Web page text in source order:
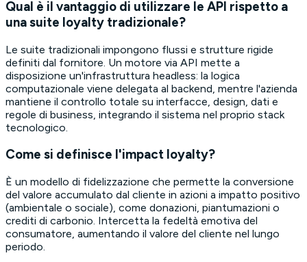
Qual è il vantaggio di utilizzare le API rispetto a
una suite loyalty tradizionale?
Le suite tradizionali impongono flussi e strutture rigide
definiti dal fornitore. Un motore via API mette a
disposizione un'infrastruttura headless: la logica
computazionale viene delegata al backend, mentre l'azienda
mantiene il controllo totale su interfacce, design, dati e
regole di business, integrando il sistema nel proprio stack
tecnologico.
Come si definisce l'impact loyalty?
È un modello di fidelizzazione che permette la conversione
del valore accumulato dal cliente in azioni a impatto positivo
(ambientale o sociale), come donazioni, piantumazioni o
crediti di carbonio. Intercetta la fedeltà emotiva del
consumatore, aumentando il valore del cliente nel lungo
periodo.